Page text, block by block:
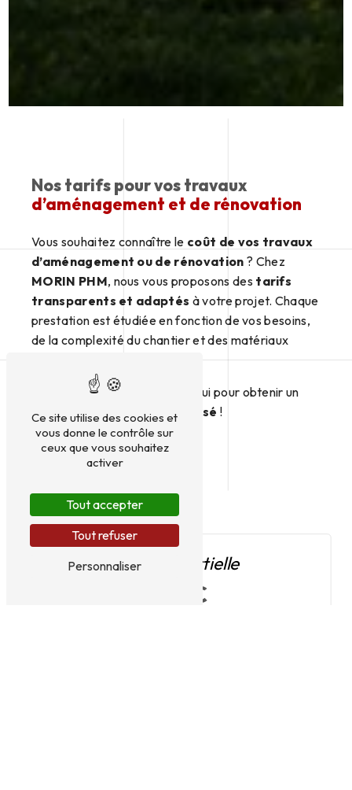
Nos tarifs pour vos travaux
d’aménagement et de rénovation
Vous souhaitez connaître le coût de vos travaux
d’aménagement ou de rénovation ? Chez
MORIN PHM, nous vous proposons des tarifs
transparents et adaptés à votre projet. Chaque
prestation est étudiée en fonction de vos besoins,
de la complexité du chantier et des matériaux
Contactez-nous dès aujourd’hui pour obtenir un
devis détaillé et personnalisé !
Mission partielle
999 €
Ce site utilise des cookies et
vous donne le contrôle sur
ceux que vous souhaitez
activer
Tout accepter
Tout refuser
Personnaliser